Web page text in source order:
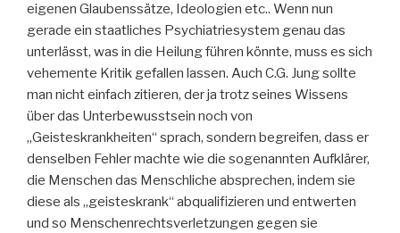
eigenen Glaubenssätze, Ideologien etc.. Wenn nun
gerade ein staatliches Psychiatriesystem genau das
unterlässt, was in die Heilung führen könnte, muss es sich
vehemente Kritik gefallen lassen. Auch C.G. Jung sollte
man nicht einfach zitieren, der ja trotz seines Wissens
über das Unterbewusstsein noch von
„Geisteskrankheiten“ sprach, sondern begreifen, dass er
denselben Fehler machte wie die sogenannten Aufklärer,
die Menschen das Menschliche absprechen, indem sie
diese als „geisteskrank“ abqualifizieren und entwerten
und so Menschenrechtsverletzungen gegen sie